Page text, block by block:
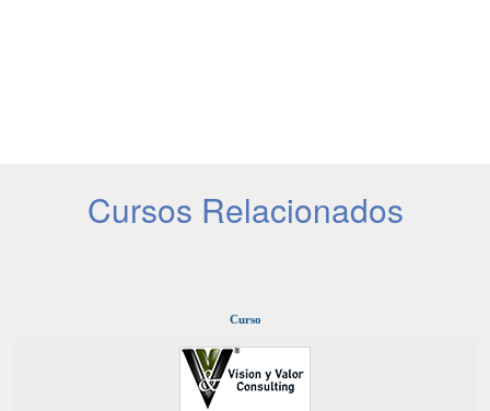
Cursos Relacionados
Curso